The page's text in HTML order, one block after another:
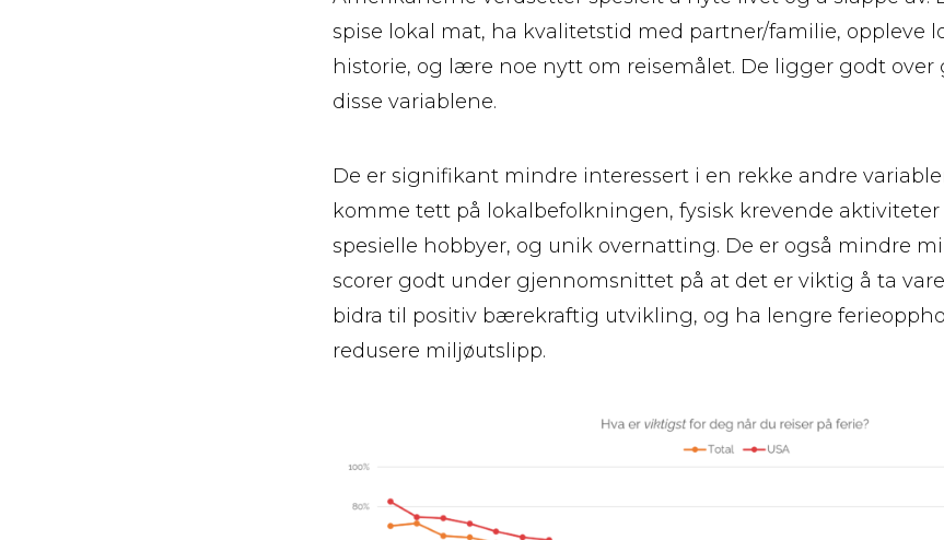
spise lokal mat, ha kvalitetstid med partner/familie, oppleve
historie, og lære noe nytt om reisemålet. De ligger godt
disse variablene.
De er signifikant mindre interessert i en rekke andre
komme tett på lokalbefolkningen, fysisk krevende
spesielle hobbyer, og unik overnatting. De er også mindre
scorer godt under gjennomsnittet på at det er viktig å ta
bidra til positiv bærekraftig utvikling, og ha lengre
redusere miljøutslipp.